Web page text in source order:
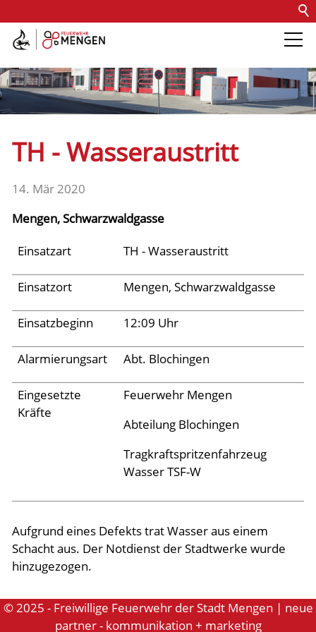
Kontakt Impressum
Barrierefreiheit
Die Feuerwehr
Fachdienste
Fahrzeuge
Einsätze
Aktuelles
Links
TH - Wasseraustritt
14. Mär 2020
Mengen, Schwarzwaldgasse
Einsatzart
TH - Wasseraustritt
Einsatzort Mengen, Schwarzwaldgasse
Einsatzbeginn 12:09 Uhr
Alarmierungsart Abt. Blochingen
Eingesetzte
Kräfte
Feuerwehr Mengen
Abteilung Blochingen
Tragkraftspritzenfahrzeug
Wasser TSF-W
Aufgrund eines Defekts trat Wasser aus einem
Schacht aus. Der Notdienst der Stadtwerke wurde
hinzugezogen.
© 2025 - Freiwillige Feuerwehr der Stadt Mengen | neue
partner - kommunikation + marketing